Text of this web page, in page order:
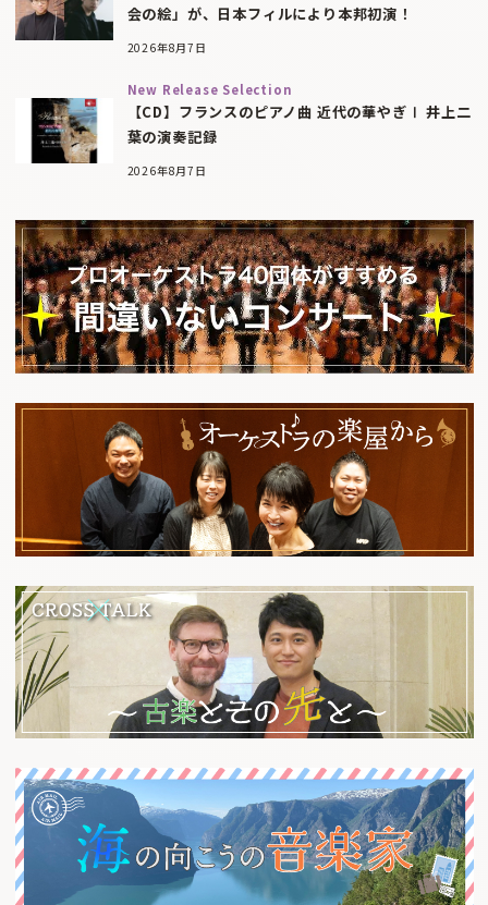
会の絵」が、日本フィルにより本邦初演！
2026年8月7日
New Release Selection
【CD】フランスのピアノ曲 近代の華やぎⅠ 井上二
葉の演奏記録
2026年8月7日